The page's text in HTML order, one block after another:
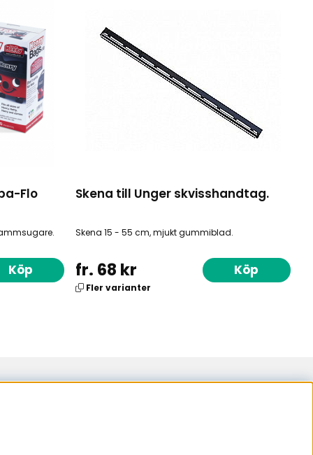
Flo
Köp
Skena till Unger skvisshandtag.
Skena 15 - 55 cm, mjukt gummiblad.
fr. 68 kr
Fler varianter
Köp